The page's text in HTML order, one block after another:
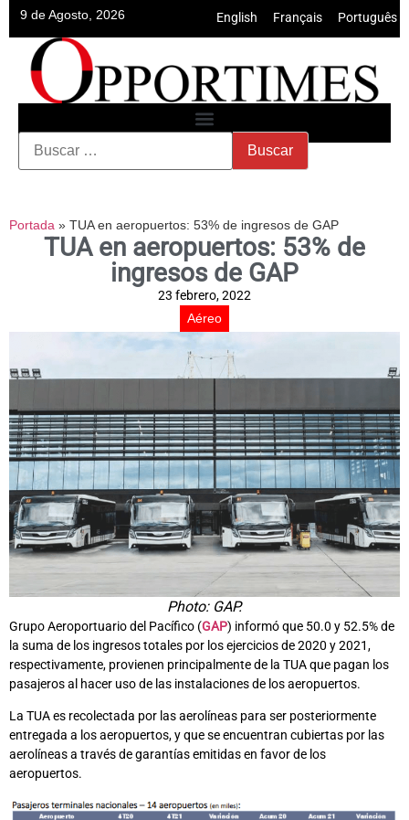
9 de Agosto, 2026 English Français Português
Portada » TUA en aeropuertos: 53% de ingresos de GAP
TUA en aeropuertos: 53% de
ingresos de GAP
23 febrero, 2022
Aéreo
Photo: GAP.
Grupo Aeroportuario del Pacífico (GAP) informó que 50.0 y 52.5% de
la suma de los ingresos totales por los ejercicios de 2020 y 2021,
respectivamente, provienen principalmente de la TUA que pagan los
pasajeros al hacer uso de las instalaciones de los aeropuertos.
La TUA es recolectada por las aerolíneas para ser posteriormente
entregada a los aeropuertos, y que se encuentran cubiertas por las
aerolíneas a través de garantías emitidas en favor de los
aeropuertos.